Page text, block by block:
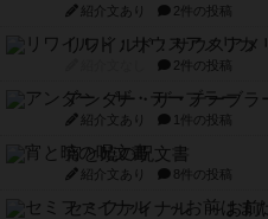
紹介文あり 2件の投稿
リワイルド：サウスアメ
2件の投稿
アンダー・ザ・テーブラ
紹介文あり 1件の投稿
宵と暁の呪文書
紹介文あり 8件の投稿
セミファイナル ～お前